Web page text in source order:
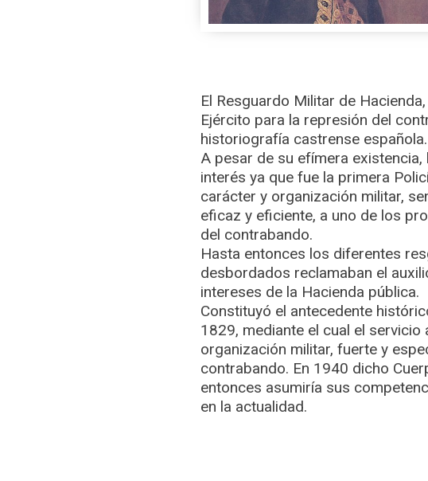
El Resguardo Militar de
Ejército para la represión del
historiografía castrense española.
A pesar de su efímera
interés ya que fue la primera
carácter y organización militar,
eficaz y eficiente, a uno de los
del contrabando.
Hasta entonces los diferentes
desbordados reclamaban el
intereses de la Hacienda pública.
Constituyó el antecedente
1829, mediante el cual el
organización militar, fuerte y
contrabando. En 1940 dicho
entonces asumiría sus
en la actualidad.